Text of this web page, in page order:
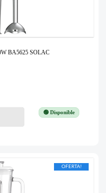
BA5625 SOLAC
🟢 Disponible
OFERTA!